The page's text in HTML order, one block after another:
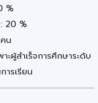
%
20 %
น
าะผู้สำเร็จการศึกษาระดับ
รเรียน